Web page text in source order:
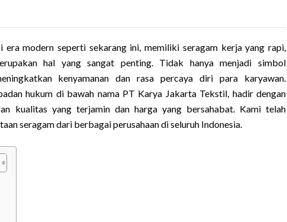
modern seperti sekarang ini, memiliki seragam kerja yang rapi,
hal yang sangat penting. Tidak hanya menjadi simbol
kenyamanan dan rasa percaya diri para karyawan.
hukum di bawah nama PT Karya Jakarta Tekstil, hadir dengan
kualitas yang terjamin dan harga yang bersahabat. Kami telah
seragam dari berbagai perusahaan di seluruh Indonesia.